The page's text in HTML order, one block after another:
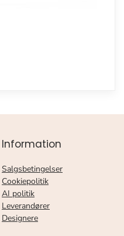
Information
Salgsbetingelser
Cookiepolitik
AI politik
Leverandører
Designere